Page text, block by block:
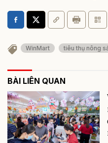
WinMart tiêu thụ nông
BÀI LIÊN QUAN